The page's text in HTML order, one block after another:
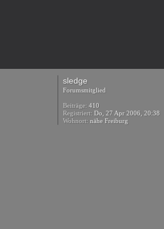
sledge
Forumsmitglied
Beiträge: 410
Registriert: Do, 27 Apr 2006, 20:38
Wohnort: nähe Freiburg